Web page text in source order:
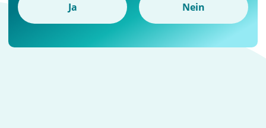
Ja Nein